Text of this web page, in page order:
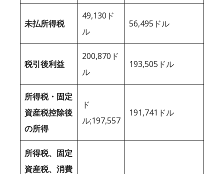
未払所得税
49,130ド
ル
56,495ドル
税引後利益
200,870ド
ル
193,505ドル
所得税・固定
資産税控除後
の所得
ド
ル;197,557
191,741ドル
所得税、固定
資産税、消費